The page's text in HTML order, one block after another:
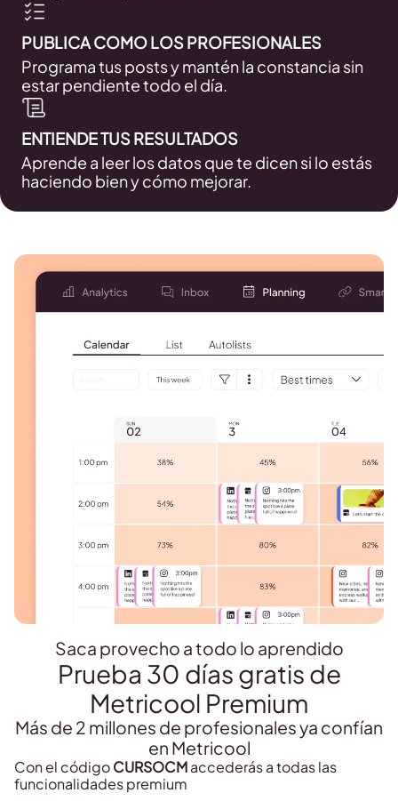
PUBLICA COMO LOS PROFESIONALES
Programa tus posts y mantén la constancia sin
estar pendiente todo el día.
ENTIENDE TUS RESULTADOS
Aprende a leer los datos que te dicen si lo estás
haciendo bien y cómo mejorar.
Saca provecho a todo lo aprendido
Prueba 30 días gratis de
Metricool Premium
Más de 2 millones de profesionales ya confían
en Metricool
Con el códigoCURSOCMaccederás a todas las
funcionalidades premium